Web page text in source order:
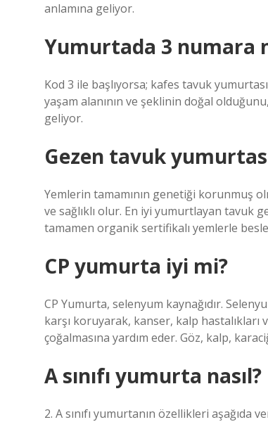
anlamına geliyor.
Yumurtada 3 numara
Kod 3 ile başlıyorsa; kafes tavuk
yaşam alanının ve şeklinin doğal
geliyor.
Gezen tavuk
Yemlerin tamamının genetiği korunmuş
ve sağlıklı olur. En iyi yumurtlayan tavuk
tamamen organik sertifikalı yemlerle
CP yumurta iyi mi?
CP Yumurta, selenyum kaynağıdır.
karşı koruyarak, kanser, kalp hastalıkları
çoğalmasına yardım eder. Göz, kalp,
A sınıfı yumurta nasıl?
2. A sınıfı yumurtanın özellikleri